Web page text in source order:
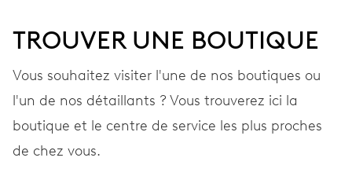
240 heures
CALIBRE
TROUVER UNE BOUTIQUE
Vous souhaitez visiter l'une de nos boutiques ou
l'un de nos détaillants ? Vous trouverez ici la
boutique et le centre de service les plus proches
de chez vous.